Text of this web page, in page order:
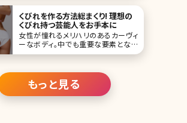
くびれを作る方法総まくり! 理想の
くびれ持つ芸能人をお手本に
女性が憧れるメリハリのあるカーヴィ
ーなボディ。中でも重要な要素となる
のがウエストのくびれです。ずん胴で太
ないウエストも美しいボディラインとは
言えません。ここで理想のくびれを持つ
芸能人をあげなが
もっと見る